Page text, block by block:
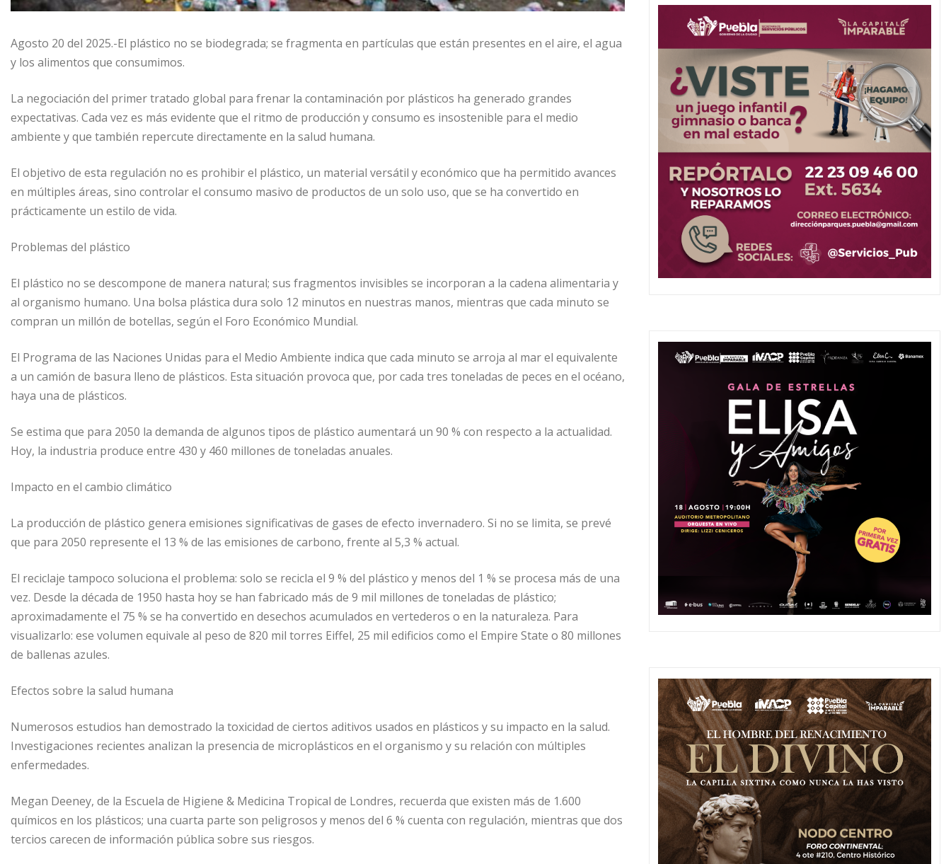
Agosto 20 del 2025.-El plástico no se biodegrada; se fragmenta en partículas que están presentes en el aire, el agua
y los alimentos que consumimos.
La negociación del primer tratado global para frenar la contaminación por plásticos ha generado grandes
expectativas. Cada vez es más evidente que el ritmo de producción y consumo es insostenible para el medio
ambiente y que también repercute directamente en la salud humana.
El objetivo de esta regulación no es prohibir el plástico, un material versátil y económico que ha permitido avances
en múltiples áreas, sino controlar el consumo masivo de productos de un solo uso, que se ha convertido en
prácticamente un estilo de vida.
Problemas del plástico
El plástico no se descompone de manera natural; sus fragmentos invisibles se incorporan a la cadena alimentaria y
al organismo humano. Una bolsa plástica dura solo 12 minutos en nuestras manos, mientras que cada minuto se
compran un millón de botellas, según el Foro Económico Mundial.
El Programa de las Naciones Unidas para el Medio Ambiente indica que cada minuto se arroja al mar el equivalente
a un camión de basura lleno de plásticos. Esta situación provoca que, por cada tres toneladas de peces en el océano,
haya una de plásticos.
Se estima que para 2050 la demanda de algunos tipos de plástico aumentará un 90 % con respecto a la actualidad.
Hoy, la industria produce entre 430 y 460 millones de toneladas anuales.
Impacto en el cambio climático
La producción de plástico genera emisiones significativas de gases de efecto invernadero. Si no se limita, se prevé
que para 2050 represente el 13 % de las emisiones de carbono, frente al 5,3 % actual.
El reciclaje tampoco soluciona el problema: solo se recicla el 9 % del plástico y menos del 1 % se procesa más de una
vez. Desde la década de 1950 hasta hoy se han fabricado más de 9 mil millones de toneladas de plástico;
aproximadamente el 75 % se ha convertido en desechos acumulados en vertederos o en la naturaleza. Para
visualizarlo: ese volumen equivale al peso de 820 mil torres Eiffel, 25 mil edificios como el Empire State o 80 millones
de ballenas azules.
Efectos sobre la salud humana
Numerosos estudios han demostrado la toxicidad de ciertos aditivos usados en plásticos y su impacto en la salud.
Investigaciones recientes analizan la presencia de microplásticos en el organismo y su relación con múltiples
enfermedades.
Megan Deeney, de la Escuela de Higiene & Medicina Tropical de Londres, recuerda que existen más de 1.600
químicos en los plásticos; una cuarta parte son peligrosos y menos del 6 % cuenta con regulación, mientras que dos
tercios carecen de información pública sobre sus riesgos.